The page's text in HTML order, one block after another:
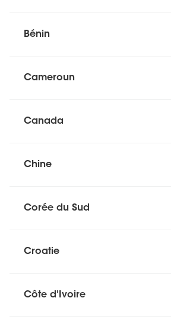
Bénin
Cameroun
Canada
Chine
Corée du Sud
Croatie
Côte d'Ivoire